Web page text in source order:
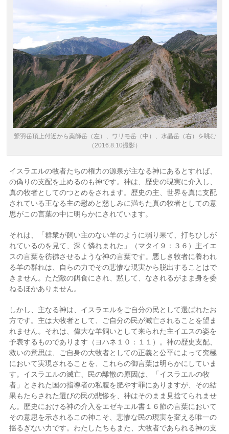
鷲羽岳頂上付近から薬師岳（左）、ワリモ岳（中）、水晶岳（右）を眺む
（2016.8.10撮影）
イスラエルの牧者たちの権力の源泉が主なる神にあるとすれば、
の偽りの支配を止めるのも神です。神は、歴史の現実に介入し、
真の牧者としてのつとめをされます。歴史の主、世界を真に支配
されている王なる主の慰めと慈しみに満ちた真の牧者としての意
思がこの言葉の中に明らかにされています。
それは、「群衆が飼い主のない羊のように弱り果て、打ちひしが
れているのを見て、深く憐れまれた」（マタイ９：３６）主イエ
スの言葉を彷彿させるような神の言葉です。悪しき牧者に養われ
る羊の群れは、自らの力でその悲惨な現実から脱出することはで
きません。ただ敵の餌食にされ、黙して、なされるがまま身を委
ねるほかありません。
しかし、主なる神は、イスラエルをご自分の民として選ばれたお
方です。主は大牧者として、ご自分の民が滅亡されることを望ま
れません。それは、偉大な羊飼いとして来られた主イエスの姿を
予表するものであります（ヨハネ１０：１１）。神の歴史支配、
救いの意思は、ご自身の大牧者としての正義と公平によって究極
において実現されることを、これらの御言葉は明らかにしていま
す。イスラエルの滅亡、民の離散の原因は、「イスラエルの牧
者」とされた国の指導者の私腹を肥やす罪にありますが、その結
果もたらされた選びの民の悲惨を、神はそのまま見捨てられませ
ん。歴史における神の介入をエゼキエル書１６節の言葉において
その意思を示されるこの神こそ、悲惨な民の現実を変える唯一の
揺るぎない力です。わたしたちもまた、大牧者であられる神の支